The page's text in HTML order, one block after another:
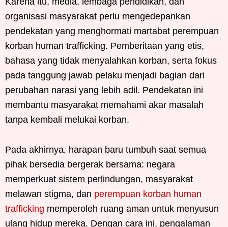
organisasi masyarakat perlu mengedepankan
pendekatan yang menghormati martabat perempuan
korban human trafficking. Pemberitaan yang etis,
bahasa yang tidak menyalahkan korban, serta fokus
pada tanggung jawab pelaku menjadi bagian dari
perubahan narasi yang lebih adil. Pendekatan ini
membantu masyarakat memahami akar masalah
tanpa kembali melukai korban.
Pada akhirnya, harapan baru tumbuh saat semua
pihak bersedia bergerak bersama: negara
memperkuat sistem perlindungan, masyarakat
melawan stigma, dan perempuan korban human
trafficking memperoleh ruang aman untuk menyusun
ulang hidup mereka. Dengan cara ini, pengalaman